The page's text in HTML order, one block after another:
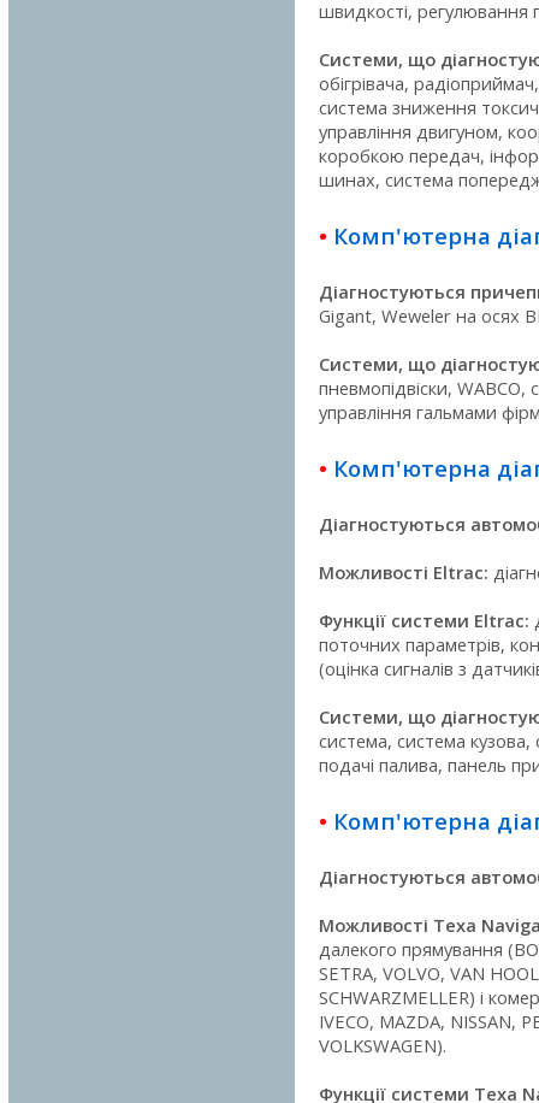
швидкості, регулювання
Системи, що
обігрівача,
система зниження
управління двигуном,
коробкою передач,
шинах, система
• Комп'ютерна
Діагностуються
Gigant, Weweler на осях
Системи, що
пневмопідвіски, WABCO,
управління гальмами
• Комп'ютерна
Діагностуються
Можливості Eltrac:
Функції системи Eltrac:
поточних параметрів,
(оцінка сигналів з
Системи, що
система, система кузова,
подачі палива, панель
• Комп'ютерна
Діагностуються
Можливості Texa
далекого прямування
SETRA, VOLVO, VAN
SCHWARZMELLER) і
IVECO, MAZDA, NISSAN,
VOLKSWAGEN).
Функції системи Texa